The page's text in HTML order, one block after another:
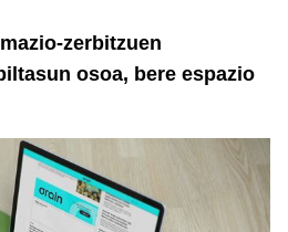
zerbitzuen
osoa, bere espazio